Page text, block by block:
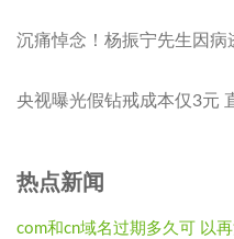
沉痛悼念！杨振宁先生因病
央视曝光假钻戒成本仅3元
热点新闻
com和cn域名过期多久可 以